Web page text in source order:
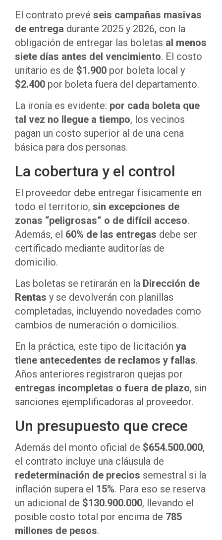
El contrato prevé seis campañas masivas
de entrega durante 2025 y 2026, con la
obligación de entregar las boletas al menos
siete días antes del vencimiento. El costo
unitario es de $1.900 por boleta local y
$2.400 por boleta fuera del departamento.
La ironía es evidente: por cada boleta que
tal vez no llegue a tiempo, los vecinos
pagan un costo superior al de una cena
básica para dos personas.
La cobertura y el control
El proveedor debe entregar físicamente en
todo el territorio, sin excepciones de
zonas “peligrosas” o de difícil acceso.
Además, el 60% de las entregas debe ser
certificado mediante auditorías de
domicilio.
Las boletas se retirarán en la Dirección de
Rentas y se devolverán con planillas
completadas, incluyendo novedades como
cambios de numeración o domicilios.
En la práctica, este tipo de licitación ya
tiene antecedentes de reclamos y fallas.
Años anteriores registraron quejas por
entregas incompletas o fuera de plazo, sin
sanciones ejemplificadoras al proveedor.
Un presupuesto que crece
Además del monto oficial de $654.500.000,
el contrato incluye una cláusula de
redeterminación de precios semestral si la
inflación supera el 15%. Para eso se reserva
un adicional de $130.900.000, llevando el
posible costo total por encima de 785
millones de pesos.